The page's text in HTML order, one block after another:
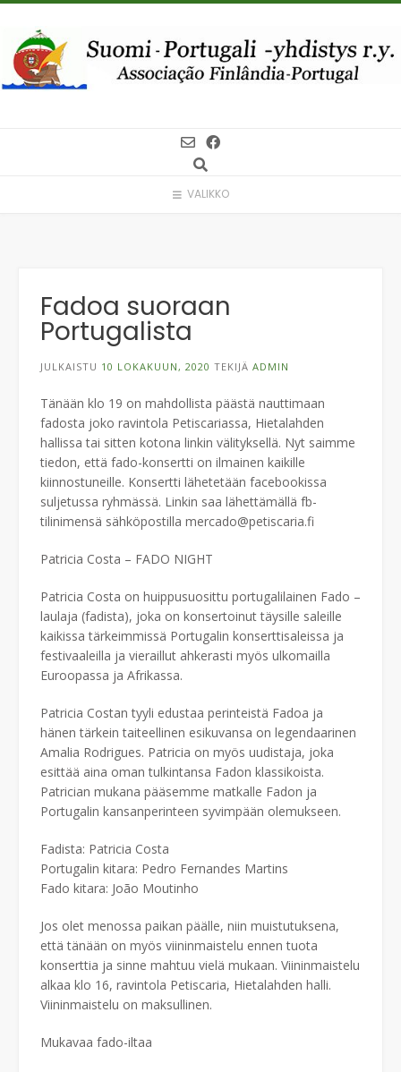
Skip
content
VALIKKO
Fadoa suoraan
Portugalista
JULKAISTU 10 LOKAKUUN, 2020 TEKIJÄ ADMIN
Tänään klo 19 on mahdollista päästä nauttimaan
fadosta joko ravintola Petiscariassa, Hietalahden
hallissa tai sitten kotona linkin välityksellä. Nyt saimme
tiedon, että fado-konsertti on ilmainen kaikille
kiinnostuneille. Konsertti lähetetään facebookissa
suljetussa ryhmässä. Linkin saa lähettämällä fb-
tilinimensä sähköpostilla mercado@petiscaria.fi
Patricia Costa – FADO NIGHT
Patricia Costa on huippusuosittu portugalilainen Fado –
laulaja (fadista), joka on konsertoinut täysille saleille
kaikissa tärkeimmissä Portugalin konserttisaleissa ja
festivaaleilla ja vieraillut ahkerasti myös ulkomailla
Euroopassa ja Afrikassa.
Patricia Costan tyyli edustaa perinteistä Fadoa ja
hänen tärkein taiteellinen esikuvansa on legendaarinen
Amalia Rodrigues. Patricia on myös uudistaja, joka
esittää aina oman tulkintansa Fadon klassikoista.
Patrician mukana pääsemme matkalle Fadon ja
Portugalin kansanperinteen syvimpään olemukseen.
Fadista: Patricia Costa
Portugalin kitara: Pedro Fernandes Martins
Fado kitara: João Moutinho
Jos olet menossa paikan päälle, niin muistutuksena,
että tänään on myös viininmaistelu ennen tuota
konserttia ja sinne mahtuu vielä mukaan. Viininmaistelu
alkaa klo 16, ravintola Petiscaria, Hietalahden halli.
Viininmaistelu on maksullinen.
Mukavaa fado-iltaa